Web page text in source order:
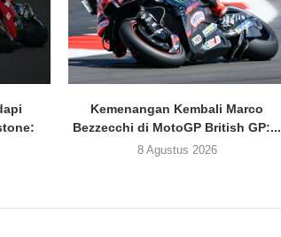
Kemenangan Kembali Marco
Bezzecchi di MotoGP British GP:...
8 Agustus 2026